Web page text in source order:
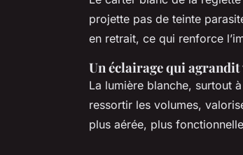
projette pas de teinte
en retrait, ce qui renforce
Un éclairage qui agrandit
La lumière blanche, surtout
ressortir les volumes,
plus aérée, plus